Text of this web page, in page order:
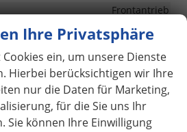
Frontantrieb
(ABS), Reifendruckkontrolle
16 Zoll
Stahlfelge
Ihre Privatsphäre
ein, um unsere Dienste
Hierbei berücksichtigen wir Ihre
nur die Daten für Marketing,
für die Sie uns Ihr
Sie können Ihre Einwilligung